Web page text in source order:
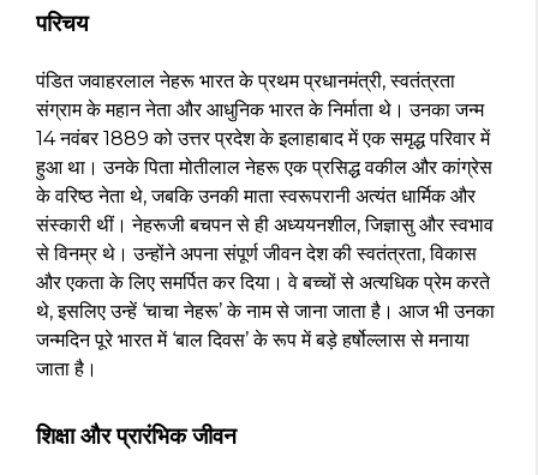
परिचय
पंडित जवाहरलाल नेहरू भारत के प्रथम प्रधानमंत्री, स्वतंत्रता
संग्राम के महान नेता और आधुनिक भारत के निर्माता थे। उनका जन्म
14 नवंबर 1889 को उत्तर प्रदेश के इलाहाबाद में एक समृद्ध परिवार में
हुआ था। उनके पिता मोतीलाल नेहरू एक प्रसिद्ध वकील और कांग्रेस
के वरिष्ठ नेता थे, जबकि उनकी माता स्वरूपरानी अत्यंत धार्मिक और
संस्कारी थीं। नेहरूजी बचपन से ही अध्ययनशील, जिज्ञासु और स्वभाव
से विनम्र थे। उन्होंने अपना संपूर्ण जीवन देश की स्वतंत्रता, विकास
और एकता के लिए समर्पित कर दिया। वे बच्चों से अत्यधिक प्रेम करते
थे, इसलिए उन्हें ‘चाचा नेहरू’ के नाम से जाना जाता है। आज भी उनका
जन्मदिन पूरे भारत में ‘बाल दिवस’ के रूप में बड़े हर्षोल्लास से मनाया
जाता है।
शिक्षा और प्रारंभिक जीवन